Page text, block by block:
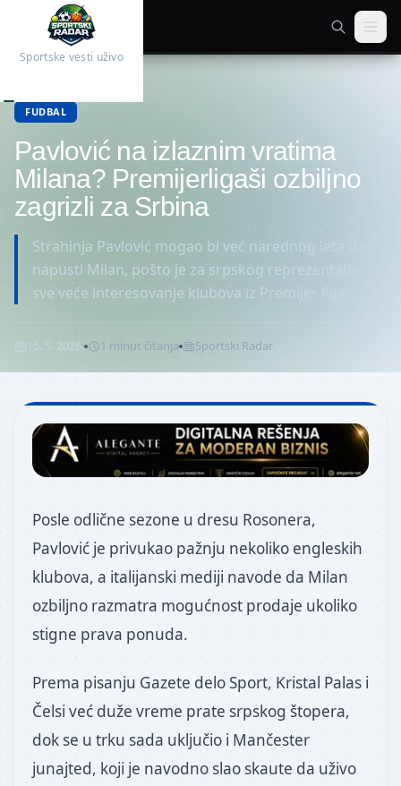
Sportske vesti uživo
FUDBAL
Pavlović na izlaznim vratima
Milana? Premijerligaši ozbiljno
zagrizli za Srbina
Strahinja Pavlović mogao bi već narednog leta da
napusti Milan, pošto je za srpskog reprezentativca
sve veće interesovanje klubova iz Premijer lige.
15. 5. 2026. 1 minut čitanja Sportski Radar
Posle odlične sezone u dresu Rosonera,
Pavlović je privukao pažnju nekoliko engleskih
klubova, a italijanski mediji navode da Milan
ozbiljno razmatra mogućnost prodaje ukoliko
stigne prava ponuda.
Prema pisanju Gazete delo Sport, Kristal Palas i
Čelsi već duže vreme prate srpskog štopera,
dok se u trku sada uključio i Mančester
junajted, koji je navodno slao skaute da uživo